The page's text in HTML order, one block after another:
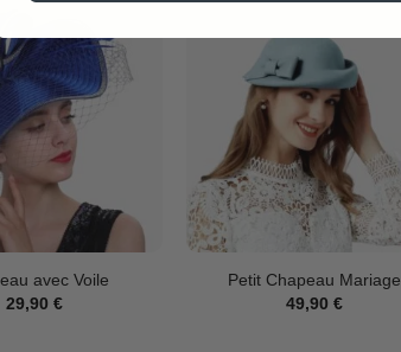
avec Voile
29,90€
Petit Chapeau Mariage
49,90 €